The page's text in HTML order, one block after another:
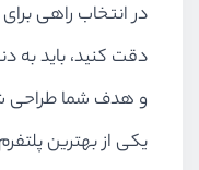
در انتخاب راهی
دقت کنید، باید به
و هدف شما طراحی
یکی از بهترین